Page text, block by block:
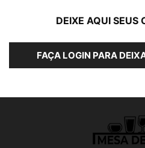
DEIXE AQUI SEUS
FAÇA LOGIN PARA